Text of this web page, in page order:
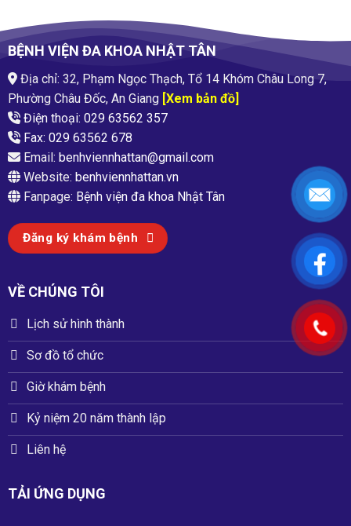
BỆNH VIỆN ĐA KHOA NHẬT TÂN
Địa chỉ: 32, Phạm Ngọc Thạch, Tổ 14 Khóm Châu Long 7,
Phường Châu Đốc, An Giang[Xem bản đồ]
Điện thoại: 029 63562 357
Fax: 029 63562 678
Email: benhviennhattan@gmail.com
Website: benhviennhattan.vn
Fanpage: Bệnh viện đa khoa Nhật Tân
Đăng ký khám bệnh
VỀ CHÚNG TÔI
Lịch sử hình thành
Sơ đồ tổ chức
Giờ khám bệnh
Kỷ niệm 20 năm thành lập
Liên hệ
TẢI ỨNG DỤNG